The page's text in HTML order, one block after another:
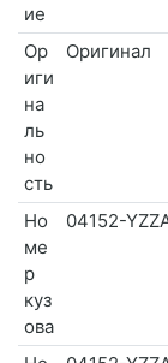
ие
Ор
иги
на
ль
но
сть
Оригинал
Но
ме
р
куз
ова
04152-